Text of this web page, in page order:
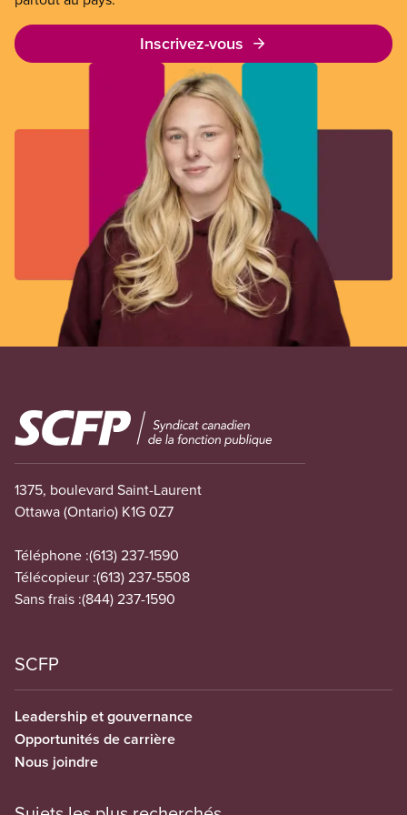
Inscrivez-vous
Image
1375, boulevard Saint-Laurent
Ottawa (Ontario) K1G 0Z7
Téléphone :(613) 237-1590
Télécopieur :(613) 237-5508
Sans frais :(844) 237-1590
SCFP
Leadership et gouvernance
Opportunités de carrière
Nous joindre